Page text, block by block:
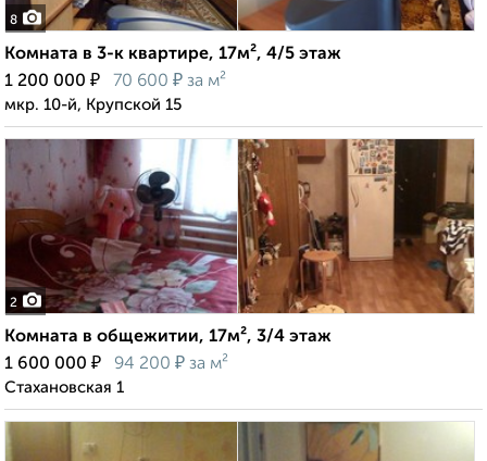
8
Комната в 3-к квартире, 17м², 4/5 этаж
1 200 000 ₽ 70 600 ₽ за м²
мкр. 10-й, Крупской 15
2
Комната в общежитии, 17м², 3/4 этаж
1 600 000 ₽ 94 200 ₽ за м²
Стахановская 1